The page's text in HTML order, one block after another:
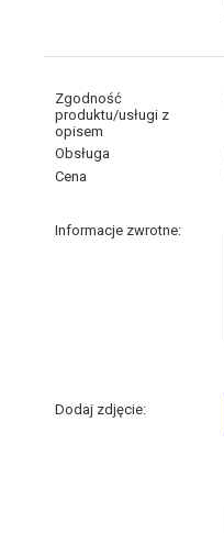
Zgodność
produktu/usługi z
opisem
Obsługa
Cena
Informacje zwrotne:
Dodaj zdjęcie: